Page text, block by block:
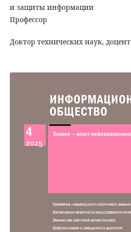
и защиты информации
Профессор
Доктор технических наук, доцент